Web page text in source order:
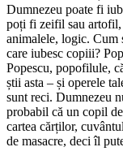
Dumnezeu poate fi
poți fi zeifil sau artofil,
animalele, logic. Cum
care iubesc copiii?
Popescu, popofilule,
știi asta – și operele
sunt reci. Dumnezeu
probabil că un copil
cartea cărților,
de masacre, deci îl